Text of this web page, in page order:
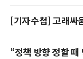
[기자수첩] 고래싸
“정책 방향 정할 때